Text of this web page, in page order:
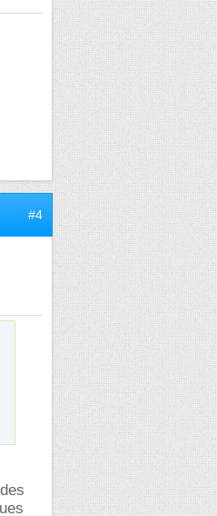
#4